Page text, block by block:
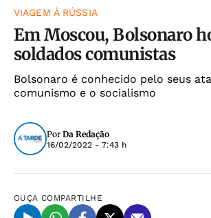
VIAGEM À RÚSSIA
Em Moscou, Bolsonaro
soldados comunistas
Bolsonaro é conhecido pelo seus
comunismo e o socialismo
Por Da Redação
16/02/2022 - 7:43 h
OUÇA COMPARTILHE